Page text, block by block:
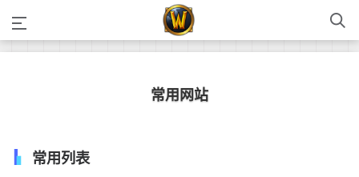
常用网站
常用列表